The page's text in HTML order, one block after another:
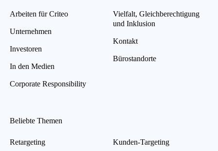
Arbeiten für Criteo
Unternehmen
Investoren
In den Medien
Corporate Responsibility
Vielfalt, Gleichberechtigung
und Inklusion
Kontakt
Bürostandorte
Beliebte Themen
Retargeting Kunden-Targeting